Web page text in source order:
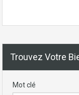
Trouvez Votre
Mot clé